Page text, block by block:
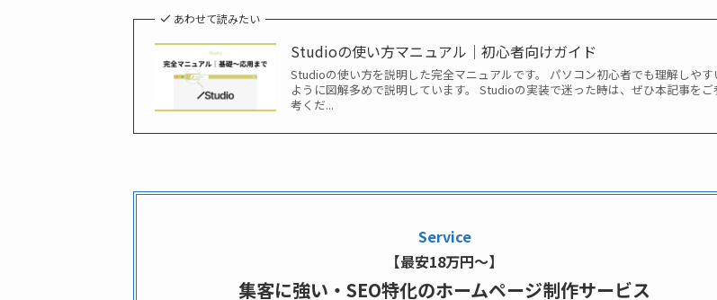
あわせて読みたい
Studioの使い方マニュアル｜初心者向けガイド
Studioの使い方を説明した完全マニュアルです。 パソコン初心者でも理解しやす
ように図解多めで説明しています。 Studioの実装で迷った時は、ぜひ本記事をご
考くだ...
Service
【最安18万円〜】
集客に強い・SEO特化のホームページ制作サービス